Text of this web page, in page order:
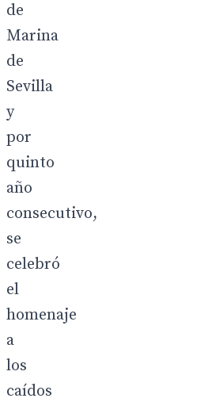
de
Marina
de
Sevilla
y
por
quinto
año
consecutivo,
se
celebró
el
homenaje
a
los
caídos